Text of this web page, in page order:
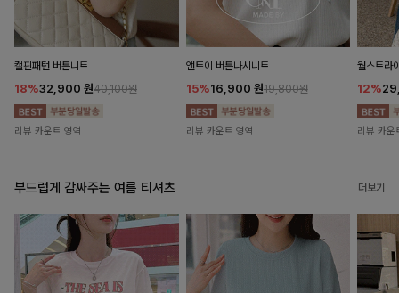
캘핀패턴 버튼니트
18%32,900 원40,100원
리뷰 카운트 영역
앤토이 버튼나시니트
15%16,900 원19,800원
리뷰 카운트 영역
월스트라
12%
리뷰 카운
부드럽게 감싸주는 여름 티셔츠 더보기